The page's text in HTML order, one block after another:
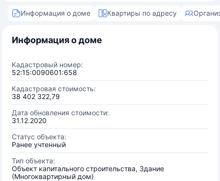
Информация о доме Квартиры по адресу
Информация о доме
Кадастровый номер:
52:15:0090601:658
Кадастровая стоимость:
38 402 322,79
Дата обновления стоимости:
31.12.2020
Статус объекта:
Ранее учтенный
Тип объекта:
Объект капитального строительства, Здание
(Многоквартирный дом)